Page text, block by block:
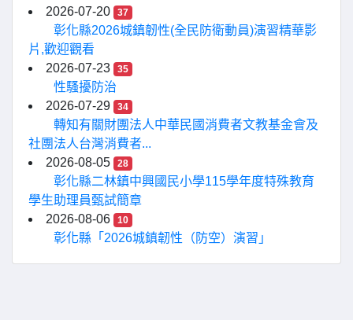
2026-07-20
37
彰化縣2026城鎮韌性(全民防衛動員)演習精華影
片,歡迎觀看
2026-07-23
35
性騷擾防治
2026-07-29
34
轉知有關財團法人中華民國消費者文教基金會及
社團法人台灣消費者...
2026-08-05
28
彰化縣二林鎮中興國民小學115學年度特殊教育
學生助理員甄試簡章
2026-08-06
10
彰化縣「2026城鎮韌性（防空）演習」